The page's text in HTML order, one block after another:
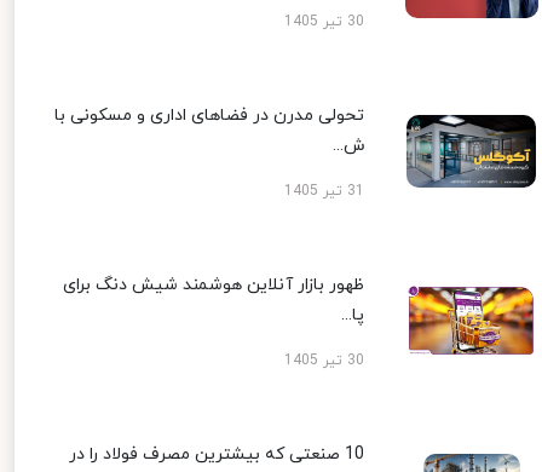
30 تیر 1405
تحولی مدرن در فضاهای اداری و مسکونی با
ش...
ظهور بازار آنلاین هوشمند شیش دنگ برای
پا...
30 تیر 1405
10 صنعتی که بیشترین مصرف فولاد را در